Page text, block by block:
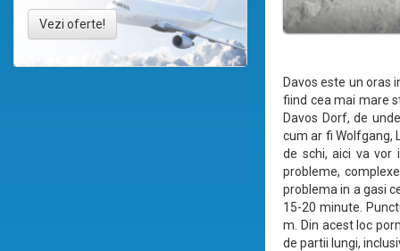
Vezi oferte!
Davos este un oras
fiind cea mai mare
Davos Dorf, de
cum ar fi Wolfgang,
de schi, aici va vor
probleme,
problema in a gasi
15-20 minute.
m. Din acest loc
de partii lungi,